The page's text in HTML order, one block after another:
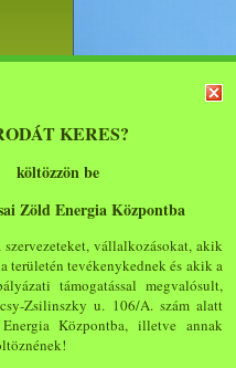
KERES?
költözzön be
Zöld Energia Központba
szervezeteket, vállalkozásokat, akik
területén tevékenykednek és akik a
támogatással megvalósult,
Zsilinszky u. 106/A. szám alatt
Központba, illetve annak
főoldal